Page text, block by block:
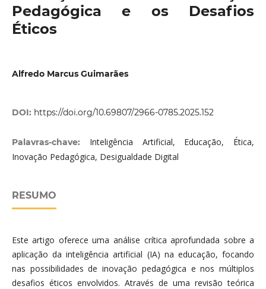
Pedagógica e os Desafios
Éticos
Alfredo Marcus Guimarães
DOI: https://doi.org/10.69807/2966-0785.2025.152
Palavras-chave: Inteligência Artificial, Educação, Ética,
Inovação Pedagógica, Desigualdade Digital
RESUMO
Este artigo oferece uma análise crítica aprofundada sobre a
aplicação da inteligência artificial (IA) na educação, focando
nas possibilidades de inovação pedagógica e nos múltiplos
desafios éticos envolvidos. Através de uma revisão teórica